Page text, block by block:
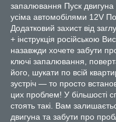
запалювання Пуск
усіма автомобілями 12V
Додатковий захист від
+ інструкція російською
назавжди хочете забути
ключі запалювання,
його, шукати по всій
зустріч — то просто
цих проблем! У більшості
стоять такі. Вам
двигуна та забути про